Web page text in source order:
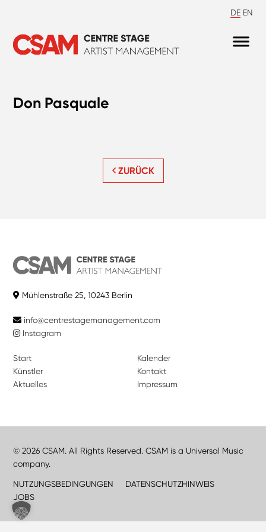
DE EN
Don Pasquale
ZURÜCK
Mühlenstraße 25, 10243 Berlin
info@centrestagemanagement.com
Instagram
Start
Künstler
Aktuelles
Kalender
Kontakt
Impressum
© 2026 CSAM. All Rights Reserved. CSAM is a Universal Music
company.
NUTZUNGSBEDINGUNGEN
DATENSCHUTZHINWEIS
JOBS